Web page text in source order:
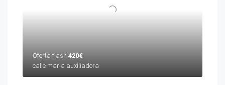
Oferta flash 420€
calle maria auxiliadora